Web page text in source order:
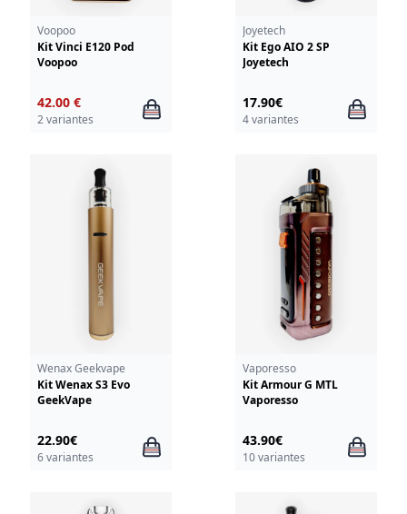
Voopoo
Kit Vinci E120 Pod
Voopoo
42.00 €
2 variantes
Joyetech
Kit Ego AIO 2 SP
Joyetech
17.90€
4 variantes
Wenax Geekvape
Kit Wenax S3 Evo
GeekVape
22.90€
6 variantes
Vaporesso
Kit Armour G MTL
Vaporesso
43.90€
10 variantes